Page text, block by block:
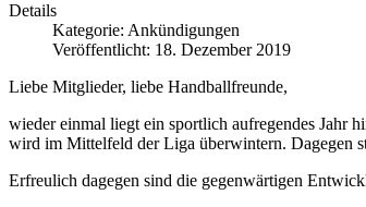
Details
Kategorie: Ankündigungen
Veröffentlicht: 18. Dezember 2019
Liebe Mitglieder, liebe Handballfreunde,
wieder einmal liegt ein sportlich aufregendes Jahr
wird im Mittelfeld der Liga überwintern. Dagegen
Erfreulich dagegen sind die gegenwärtigen